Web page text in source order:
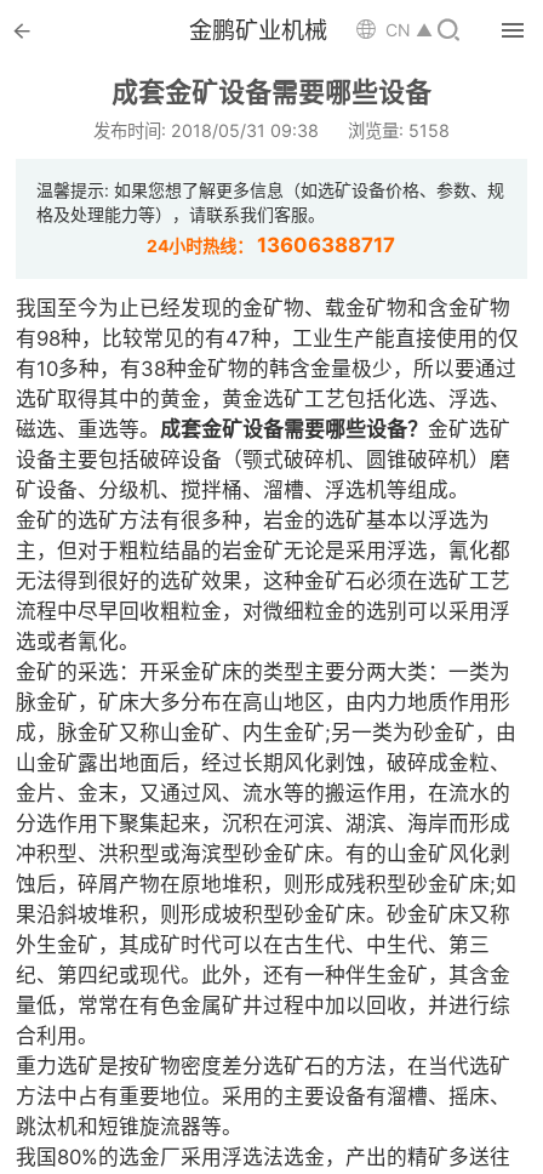
 金鹏矿业机械 CN ▲ 
成套金矿设备需要哪些设备
发布时间: 2018/05/31 09:38 浏览量: 5158
温馨提示: 如果您想了解更多信息（如选矿设备价格、参数、规
格及处理能力等），请联系我们客服。
24小时热线：13606388717
我国至今为止已经发现的金矿物、载金矿物和含金矿物
有98种，比较常见的有47种，工业生产能直接使用的仅
有10多种，有38种金矿物的韩含金量极少，所以要通过
选矿取得其中的黄金，黄金选矿工艺包括化选、浮选、
磁选、重选等。 成套金矿设备需要哪些设备？金矿选矿
设备主要包括破碎设备（颚式破碎机、圆锥破碎机）磨
矿设备、分级机、搅拌桶、溜槽、浮选机等组成。
金矿的选矿方法有很多种，岩金的选矿基本以浮选为
主，但对于粗粒结晶的岩金矿无论是采用浮选，氰化都
无法得到很好的选矿效果，这种金矿石必须在选矿工艺
流程中尽早回收粗粒金，对微细粒金的选别可以采用浮
选或者氰化。
金矿的采选：开采金矿床的类型主要分两大类：一类为
脉金矿，矿床大多分布在高山地区，由内力地质作用形
成，脉金矿又称山金矿、内生金矿;另一类为砂金矿，由
山金矿露出地面后，经过长期风化剥蚀，破碎成金粒、
金片、金末，又通过风、流水等的搬运作用，在流水的
分选作用下聚集起来，沉积在河滨、湖滨、海岸而形成
冲积型、洪积型或海滨型砂金矿床。有的山金矿风化剥
蚀后，碎屑产物在原地堆积，则形成残积型砂金矿床;如
果沿斜坡堆积，则形成坡积型砂金矿床。砂金矿床又称
外生金矿，其成矿时代可以在古生代、中生代、第三
纪、第四纪或现代。此外，还有一种伴生金矿，其含金
量低，常常在有色金属矿井过程中加以回收，并进行综
合利用。
重力选矿是按矿物密度差分选矿石的方法，在当代选矿
方法中占有重要地位。采用的主要设备有溜槽、摇床、
跳汰机和短锥旋流器等。
我国80%的选金厂采用浮选法选金，产出的精矿多送往
 首页
 选矿设备
 配件耗材

 选矿总包
 案例中心
 服务体系
 新闻中心
 矿山设计院
 选矿实验室
 关于金鹏
发展历程
企业文化
专家团队
 联系我们